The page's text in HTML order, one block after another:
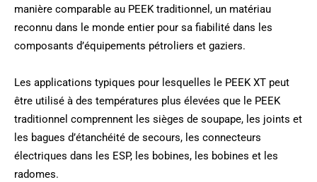
manière comparable au PEEK traditionnel, un matériau
reconnu dans le monde entier pour sa fiabilité dans les
composants d’équipements pétroliers et gaziers.
Les applications typiques pour lesquelles le PEEK XT peut
être utilisé à des températures plus élevées que le PEEK
traditionnel comprennent les sièges de soupape, les joints et
les bagues d’étanchéité de secours, les connecteurs
électriques dans les ESP, les bobines, les bobines et les
radomes.